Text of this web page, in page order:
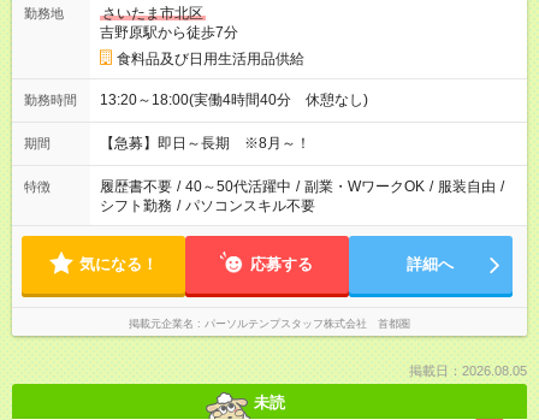
勤務地
さいたま市北区
吉野原駅から徒歩7分
食料品及び日用生活用品供給
勤務時間 13:20～18:00(実働4時間40分 休憩なし)
期間 【急募】即日～長期 ※8月～！
特徴 履歴書不要 / 40～50代活躍中 / 副業・WワークOK / 服装自由 /
シフト勤務 / パソコンスキル不要
気になる！ 応募する 詳細へ
掲載元企業名 パーソルテンプスタッフ株式会社 首都圏
掲載日：2026.08.05
未読